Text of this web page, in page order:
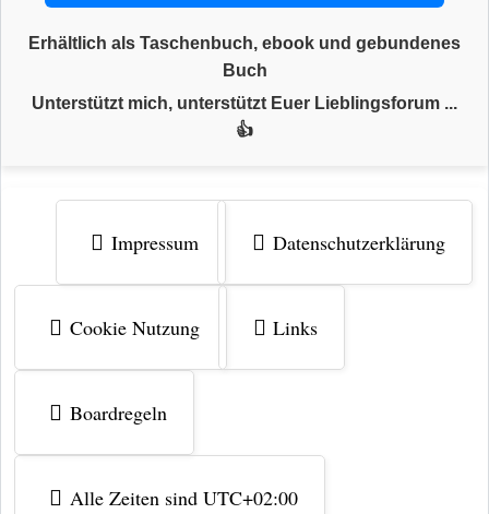
Erhältlich als Taschenbuch, ebook und gebundenes
Buch
Unterstützt mich, unterstützt Euer Lieblingsforum ...
👍
Impressum Datenschutzerklärung
Cookie Nutzung Links
Boardregeln
Alle Zeiten sind UTC+02:00